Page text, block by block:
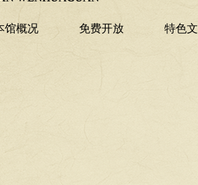
馆概况 免费开放 特色